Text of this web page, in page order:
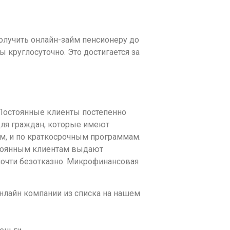
онлайн-займ пенсионеру до
Это достигается за
клиенты постепенно
граждан, которые имеют
и по краткосрочным программам.
клиентам выдают
безотказно. Микрофинансовая
компании из списка на нашем